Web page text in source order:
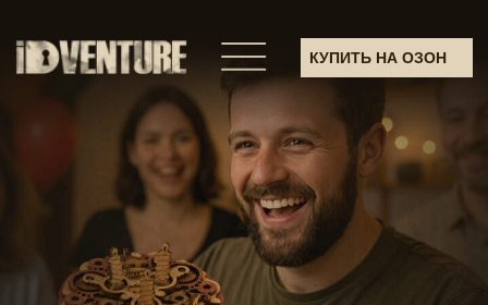
КУПИТЬ НА ОЗОН
ПОДАРОЧНЫЙ